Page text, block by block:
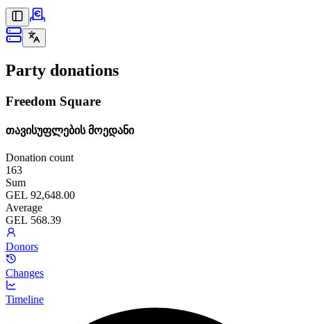
Party donations
Freedom Square
თავისუფლების მოედანი
Donation count
163
Sum
GEL 92,648.00
Average
GEL 568.39
Donors
Changes
Timeline